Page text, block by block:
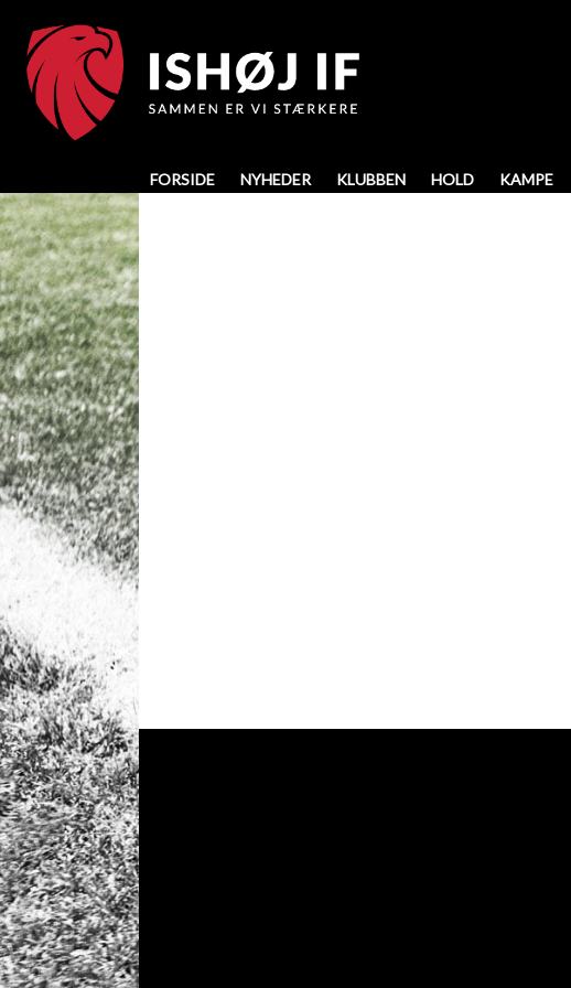
FORSIDE NYHEDER KLUBBEN HOLD KAMPE